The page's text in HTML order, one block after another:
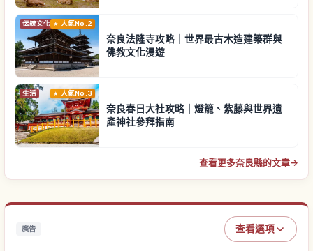
伝統文化 人氣No.2
奈良法隆寺攻略｜世界最古木造建築群與
佛教文化漫遊
生活 人氣No.3
奈良春日大社攻略｜燈籠、紫藤與世界遺
產神社參拜指南
查看更多奈良縣的文章→
廣告 查看選項